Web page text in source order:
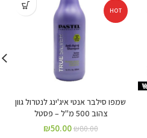
HOT
שמפו סילבר אנטי איג'ינג לנטרול גוון
צהוב 500 מ"ל – פסטל
₪80.00
₪50.00